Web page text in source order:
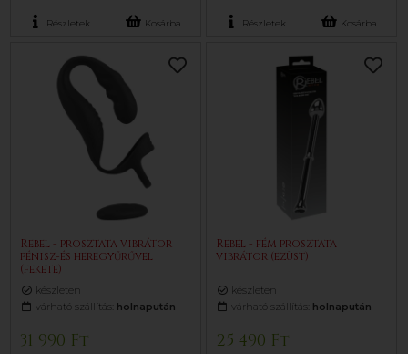
Részletek Kosárba Részletek Kosárba
Rebel - prosztata vibrátor
pénisz-és heregyűrűvel
(fekete)
készleten
várható szállítás: holnapután
31 990 Ft
Rebel - fém prosztata
vibrátor (ezüst)
készleten
várható szállítás: holnapután
25 490 Ft